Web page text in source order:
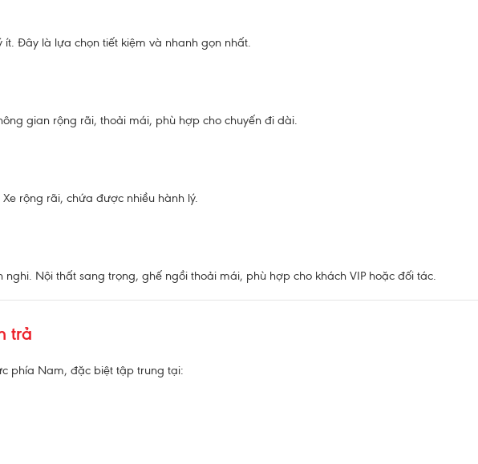
Đây là lựa chọn tiết kiệm và nhanh gọn nhất.
gian rộng rãi, thoải mái, phù hợp cho chuyến đi dài.
rộng rãi, chứa được nhiều hành lý.
Nội thất sang trọng, ghế ngồi thoải mái, phù hợp cho khách VIP hoặc đối tác.
trả
phía Nam, đặc biệt tập trung tại: